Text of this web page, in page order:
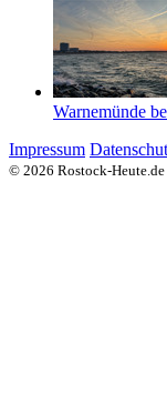
Warnemünde
Impressum
© 2026 Rostock-Heute.de